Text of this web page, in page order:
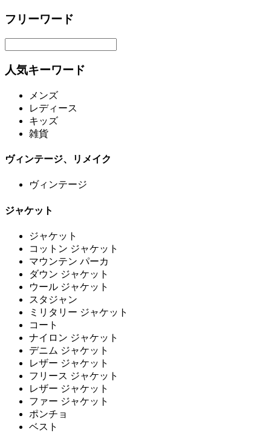
フリーワード
人気キーワード
メンズ
レディース
キッズ
雑貨
ヴィンテージ、リメイク
ヴィンテージ
ジャケット
ジャケット
コットン ジャケット
マウンテン パーカ
ダウン ジャケット
ウール ジャケット
スタジャン
ミリタリー ジャケット
コート
ナイロン ジャケット
デニム ジャケット
レザー ジャケット
フリース ジャケット
レザー ジャケット
ファー ジャケット
ポンチョ
ベスト